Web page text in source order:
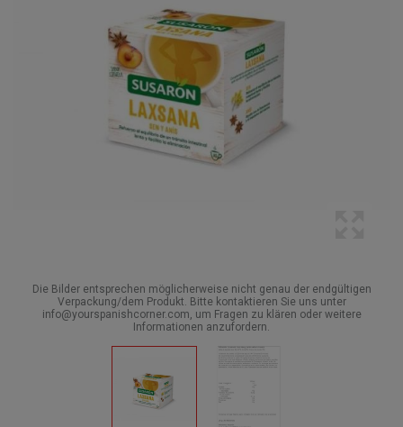
Die Bilder entsprechen möglicherweise nicht genau der endgültigen
Verpackung/dem Produkt. Bitte kontaktieren Sie uns unter
info@yourspanishcorner.com, um Fragen zu klären oder weitere
Informationen anzufordern.